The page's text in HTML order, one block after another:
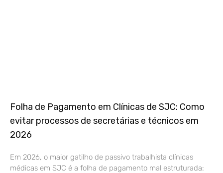
Folha de Pagamento em Clínicas de SJC: Como
evitar processos de secretárias e técnicos em
2026
Em 2026, o maior gatilho de passivo trabalhista clínicas
médicas em SJC é a folha de pagamento mal estruturada: